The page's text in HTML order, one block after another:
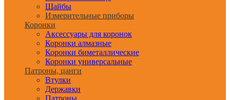
Шайбы
Измерительные приборы
Коронки
Аксессуары для коронок
Коронки алмазные
Коронки биметаллические
Коронки универсальные
Патроны, цанги
Втулки
Державки
Патроны